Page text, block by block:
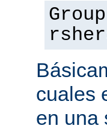
cuales
en una